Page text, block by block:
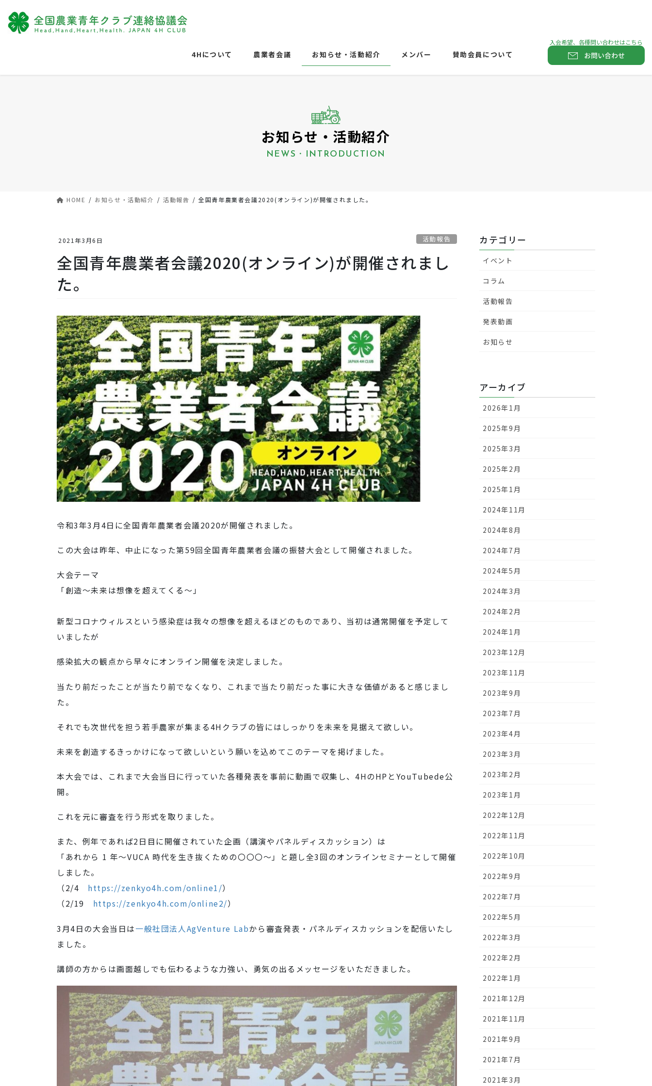
テ
移
ゲ
ン
4Hについて 農業者会議 お知らせ・活動紹介 メンバー
賛助会員について
お知らせ・活動紹介
NEWS・INTRODUCTION
HOME お知らせ・活動紹介 活動報告 全国青年農業者会議2020(オンライン)が開催されました。
2021年3月6日 活動報告
全国青年農業者会議2020(オンライン)が開催されまし
た。
令和3年3月4日に全国青年農業者会議2020が開催されました。
この大会は昨年、中止になった第59回全国青年農業者会議の振替大会として開催されました。
大会テーマ
「創造～未来は想像を超えてくる～」
新型コロナウィルスという感染症は我々の想像を超えるほどのものであり、当初は通常開催を予定して
いましたが
感染拡大の観点から早々にオンライン開催を決定しました。
当たり前だったことが当たり前でなくなり、これまで当たり前だった事に大きな価値があると感じまし
た。
それでも次世代を担う若手農家が集まる4Hクラブの皆にはしっかりを未来を見据えて欲しい。
未来を創造するきっかけになって欲しいという願いを込めてこのテーマを掲げました。
本大会では、これまで大会当日に行っていた各種発表を事前に動画で収集し、4HのHPとYouTubede公
開。
これを元に審査を行う形式を取りました。
また、例年であれば2日目に開催されていた企画（講演やパネルディスカッション）は
「あれから 1 年～VUCA 時代を生き抜くための〇〇〇～」と題し全3回のオンラインセミナーとして開催
しました。
（2/4 https://zenkyo4h.com/online1/）
（2/19 https://zenkyo4h.com/online2/）
3月4日の大会当日は一般社団法人AgVenture Labから審査発表・パネルディスカッションを配信いたし
ました。
講師の方からは画面越しでも伝わるような力強い、勇気の出るメッセージをいただきました。
カテゴリー
イベント
コラム
活動報告
発表動画
お知らせ
アーカイブ
2026年1月
2025年9月
2025年3月
2025年2月
2025年1月
2024年11月
2024年8月
2024年7月
2024年5月
2024年3月
2024年2月
2024年1月
2023年12月
2023年11月
2023年9月
2023年7月
2023年4月
2023年3月
2023年2月
2023年1月
2022年12月
2022年11月
2022年10月
2022年9月
2022年7月
2022年5月
2022年3月
2022年2月
2022年1月
2021年12月
2021年11月
2021年9月
2021年7月
2021年3月